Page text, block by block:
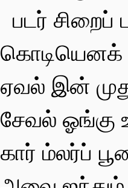
படர் சிறைப்
ஏவல் இன்
சேவல் ஓங்கு
கார் ம்லர்ப்